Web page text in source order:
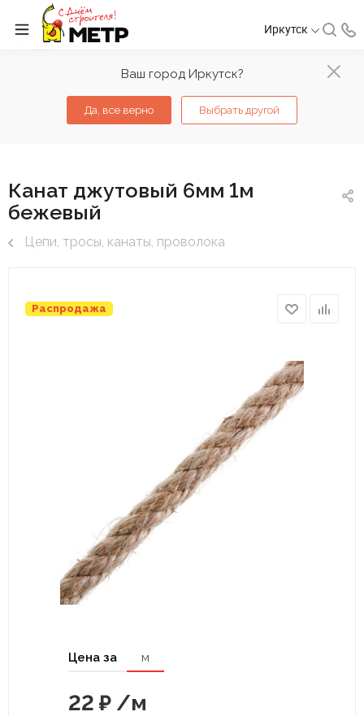
Ваш город Иркутск?
Да, все верно Выбрать другой
Иркутск
Канат джутовый 6мм 1м
бежевый
Цепи, тросы, канаты, проволока
Распродажа
Цена за м
22 ₽ /м